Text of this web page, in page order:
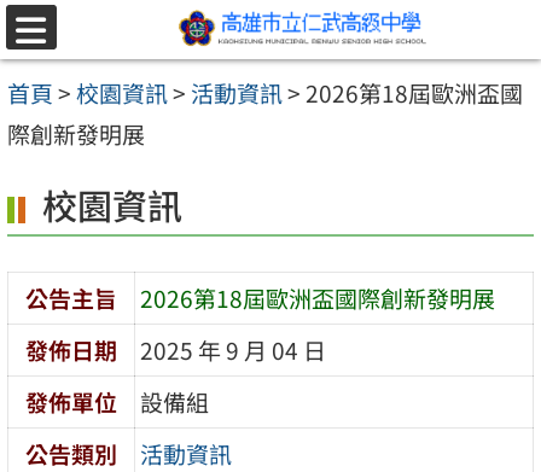
跳至主要內容區
選
單
首頁>校園資訊> 活動資訊> 2026第18屆歐洲盃國
際創新發明展
校園資訊
公告主旨
2026第18屆歐洲盃國際創新發明展
發佈日期
2025 年 9 月 04 日
發佈單位
設備組
公告類別
活動資訊